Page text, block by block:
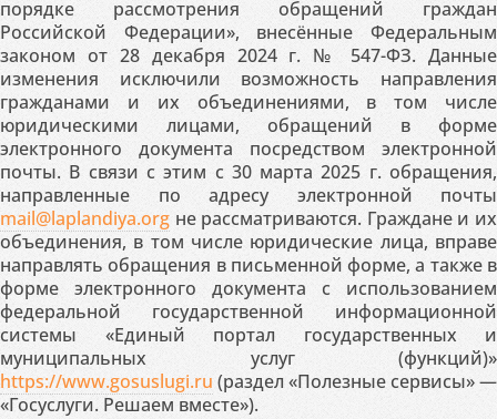
порядке рассмотрения обращений граждан
Российской Федерации», внесённые Федеральным
законом от 28 декабря 2024 г. № 547-ФЗ. Данные
изменения исключили возможность направления
гражданами и их объединениями, в том числе
юридическими лицами, обращений в форме
электронного документа посредством электронной
почты. В связи с этим с 30 марта 2025 г. обращения,
направленные по адресу электронной почты
mail@laplandiya.org не рассматриваются. Граждане и их
объединения, в том числе юридические лица, вправе
направлять обращения в письменной форме, а также в
форме электронного документа с использованием
федеральной государственной информационной
системы «Единый портал государственных и
муниципальных услуг (функций)»
https://www.gosuslugi.ru (раздел «Полезные сервисы» —
«Госуслуги. Решаем вместе»).